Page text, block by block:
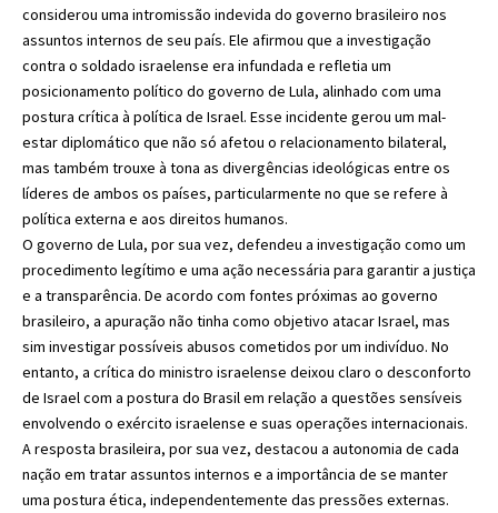
considerou uma intromissão indevida do governo brasileiro nos
assuntos internos de seu país. Ele afirmou que a investigação
contra o soldado israelense era infundada e refletia um
posicionamento político do governo de Lula, alinhado com uma
postura crítica à política de Israel. Esse incidente gerou um mal-
estar diplomático que não só afetou o relacionamento bilateral,
mas também trouxe à tona as divergências ideológicas entre os
líderes de ambos os países, particularmente no que se refere à
política externa e aos direitos humanos.
O governo de Lula, por sua vez, defendeu a investigação como um
procedimento legítimo e uma ação necessária para garantir a justiça
e a transparência. De acordo com fontes próximas ao governo
brasileiro, a apuração não tinha como objetivo atacar Israel, mas
sim investigar possíveis abusos cometidos por um indivíduo. No
entanto, a crítica do ministro israelense deixou claro o desconforto
de Israel com a postura do Brasil em relação a questões sensíveis
envolvendo o exército israelense e suas operações internacionais.
A resposta brasileira, por sua vez, destacou a autonomia de cada
nação em tratar assuntos internos e a importância de se manter
uma postura ética, independentemente das pressões externas.